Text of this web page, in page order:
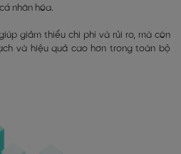
nhân hóa.
giảm thiểu chi phí và rủi ro, mà còn
và hiệu quả cao hơn trong toàn bộ